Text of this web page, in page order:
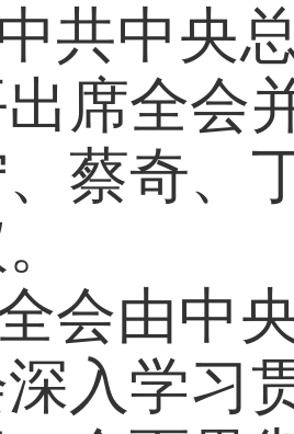
中共中央
席全会
蔡奇、
会由中
入学习